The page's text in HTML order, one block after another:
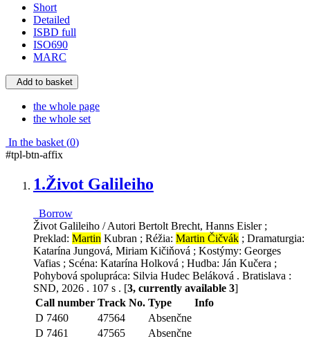
Short
Detailed
ISBD full
ISO690
MARC
Add to basket
the whole page
the whole set
In the basket (0)
#tpl-btn-affix
1.Život Galileiho
Borrow
Život Galileiho / Autori Bertolt Brecht, Hanns Eisler ;
Preklad: Martin Kubran ; Réžia: Martin Čičvák ; Dramaturgia:
Katarína Jungová, Miriam Kičiňová ; Kostýmy: Georges
Vafias ; Scéna: Katarína Holková ; Hudba: Ján Kučera ;
Pohybová spolupráca: Silvia Hudec Beláková . Bratislava :
SND, 2026 . 107 s . [3, currently available 3]
Call number Track No. Type
Info
D 7460
47564
Absenčne
D 7461
47565
Absenčne